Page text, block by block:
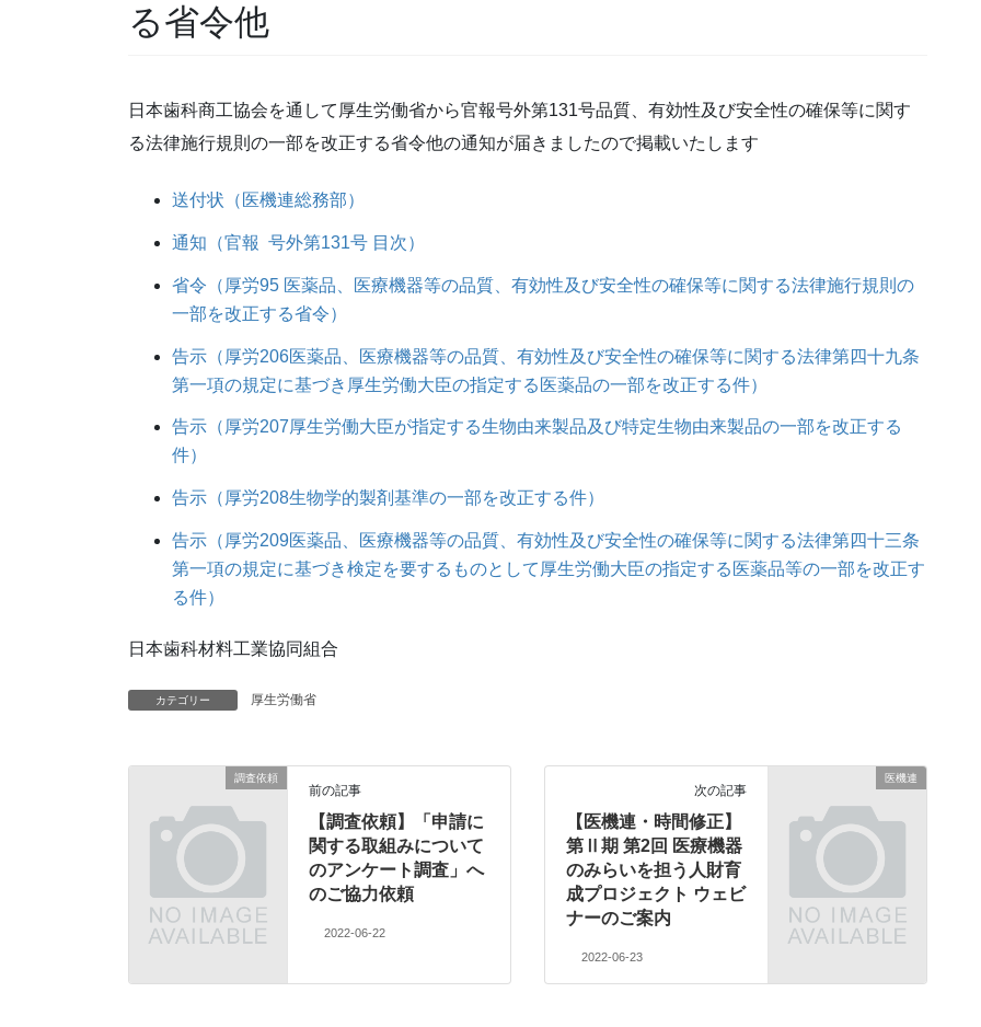
る省令他
日本歯科商工協会を通して厚生労働省から官報号外第131号品質、有効性及び安全性の確保等に関す
る法律施行規則の一部を改正する省令他の通知が届きましたので掲載いたします
送付状（医機連総務部）
通知（官報 号外第131号 目次）
省令（厚労95 医薬品、医療機器等の品質、有効性及び安全性の確保等に関する法律施行規則の
一部を改正する省令）
告示（厚労206医薬品、医療機器等の品質、有効性及び安全性の確保等に関する法律第四十九条
第一項の規定に基づき厚生労働大臣の指定する医薬品の一部を改正する件）
告示（厚労207厚生労働大臣が指定する生物由来製品及び特定生物由来製品の一部を改正する
件）
告示（厚労208生物学的製剤基準の一部を改正する件）
告示（厚労209医薬品、医療機器等の品質、有効性及び安全性の確保等に関する法律第四十三条
第一項の規定に基づき検定を要するものとして厚生労働大臣の指定する医薬品等の一部を改正す
る件）
日本歯科材料工業協同組合
カテゴリー 厚生労働省
調査依頼
前の記事
【調査依頼】「申請に
関する取組みについて
のアンケート調査」へ
のご協力依頼
2022-06-22
医機連
次の記事
【医機連・時間修正】
第Ⅱ期 第2回 医療機器
のみらいを担う人財育
成プロジェクト ウェビ
ナーのご案内
2022-06-23